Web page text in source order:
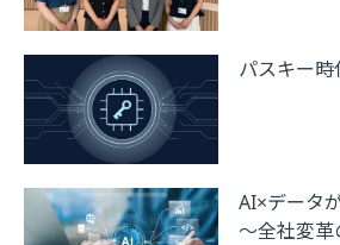
パスキー
AI×データ
～全社変革